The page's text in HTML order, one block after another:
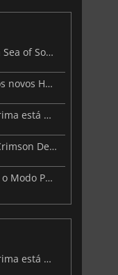
Hollow Knight: Silksong prepara-se para Sea of Sorrow com um patch
A Invasão dos Illuminados: Conquistar os novos Helldivers 2 Atualização!
GTA VI: Para além dos atrasos, a obra-prima está quase a chegar
Pearl Abyss revela imagens de jogo de Crimson Desert para a PS5
A atualização da Nintendo Switch 2 traz o Modo Portátil aos jogos mais antigos da Switch
GTA VI: Para além dos atrasos, a obra-prima está quase a chegar